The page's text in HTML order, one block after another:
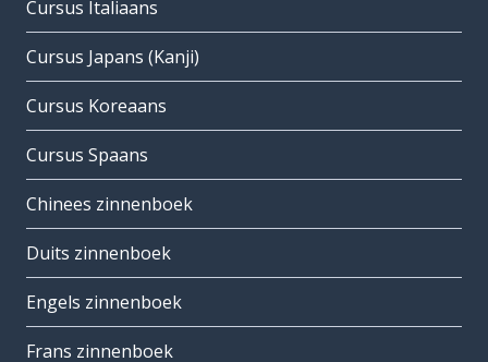
Cursus Italiaans
Cursus Japans (Kanji)
Cursus Koreaans
Cursus Spaans
Chinees zinnenboek
Duits zinnenboek
Engels zinnenboek
Frans zinnenboek